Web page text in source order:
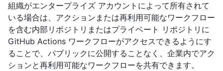
組織がエンタープライズ アカウントによって所有されて
いる場合は、アクションまたは再利用可能なワークフロー
を含む内部リポジトリまたはプライベート リポジトリに
GitHub Actions ワークフローがアクセスできるようにす
ることで、パブリックに公開することなく、企業内でアク
ションと再利用可能なワークフローを共有できます。